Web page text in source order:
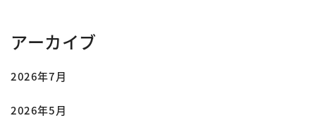
アーカイブ
2026年7月
2026年5月